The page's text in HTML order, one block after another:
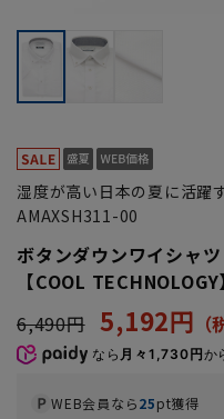
湿度が高い日本の夏に活躍
AMAXSH311-00
ボタンダウンワイシャ
【COOL TECHNOLOGY】
6,490円 5,192円
なら 月々1,730円か
WEB会員なら25pt獲得